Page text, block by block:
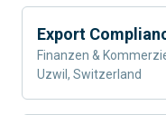
Export
Finanzen &
Uzwil, Switzerland